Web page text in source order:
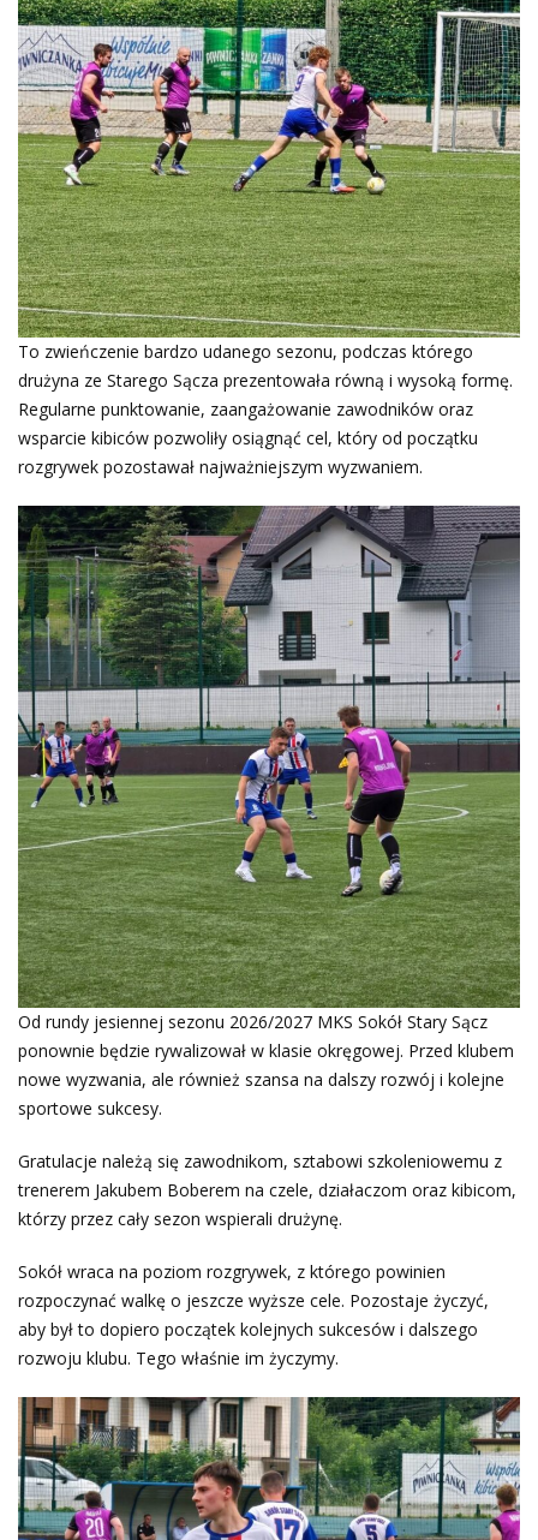
To zwieńczenie bardzo udanego sezonu, podczas którego
drużyna ze Starego Sącza prezentowała równą i wysoką formę.
Regularne punktowanie, zaangażowanie zawodników oraz
wsparcie kibiców pozwoliły osiągnąć cel, który od początku
rozgrywek pozostawał najważniejszym wyzwaniem.
Od rundy jesiennej sezonu 2026/2027 MKS Sokół Stary Sącz
ponownie będzie rywalizował w klasie okręgowej. Przed klubem
nowe wyzwania, ale również szansa na dalszy rozwój i kolejne
sportowe sukcesy.
Gratulacje należą się zawodnikom, sztabowi szkoleniowemu z
trenerem Jakubem Boberem na czele, działaczom oraz kibicom,
którzy przez cały sezon wspierali drużynę.
Sokół wraca na poziom rozgrywek, z którego powinien
rozpoczynać walkę o jeszcze wyższe cele. Pozostaje życzyć,
aby był to dopiero początek kolejnych sukcesów i dalszego
rozwoju klubu. Tego właśnie im życzymy.